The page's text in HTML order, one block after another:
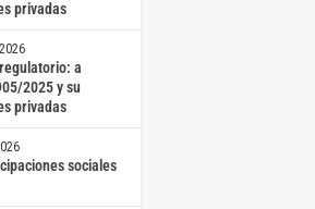
privadas
a
2025 y su
privadas
sociales